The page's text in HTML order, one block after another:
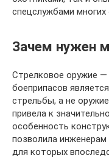
спецслужбами многих
Зачем нужен
Стрелковое оружие —
боеприпасов
стрельбы, а не
привела к
особенность
позволила
для которых